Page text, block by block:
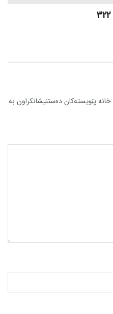
خانە پێویستەکان دەستنیشانکراون بە